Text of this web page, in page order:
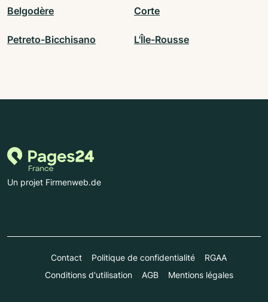
Belgodère Corte
Petreto-Bicchisano L'Île-Rousse
Un projet Firmenweb.de
Contact Politique de confidentialité
RGAA
Conditions d'utilisation
AGB Mentions légales